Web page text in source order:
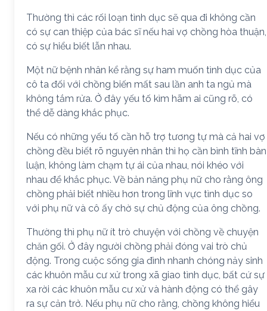
Thường thì các rối loạn tình dục sẽ qua đi không cần
có sự can thiệp của bác sĩ nếu hai vợ chồng hòa thuận,
có sự hiểu biết lẫn nhau.
Một nữ bệnh nhân kể rằng sự ham muốn tình dục của
cô ta đối với chồng biến mất sau lần anh ta ngủ mà
không tắm rửa. Ở đây yếu tố kìm hãm ai cũng rõ, có
thể dễ dàng khắc phục.
Nếu có những yếu tố cần hỗ trợ tương tự mà cả hai vợ
chồng đều biết rõ nguyên nhân thì họ cần bình tĩnh bàn
luận, không làm chạm tự ái của nhau, nói khéo với
nhau để khắc phục. Về bản năng phụ nữ cho rằng ông
chồng phải biết nhiều hơn trong lĩnh vực tình dục so
với phụ nữ và cô ấy chờ sự chủ động của ông chồng.
Thường thì phụ nữ ít trò chuyện với chồng về chuyện
chăn gối. Ở đây người chồng phải đóng vai trò chủ
động. Trong cuộc sống gia đình nhanh chóng nảy sinh
các khuôn mẫu cư xử trong xã giao tình dục, bất cứ sự
xa rời các khuôn mẫu cư xử và hành động có thể gây
ra sự cản trở. Nếu phụ nữ cho rằng, chồng không hiểu